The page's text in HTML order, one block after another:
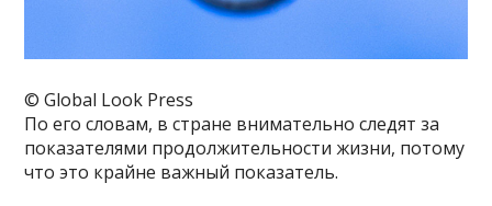
© Global Look Press
По его словам, в стране внимательно следят за
показателями продолжительности жизни, потому
что это крайне важный показатель.